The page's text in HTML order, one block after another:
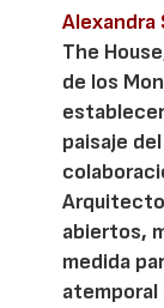
Alexandra
The
de los
paisaje
abiertos,
medida
atemporal